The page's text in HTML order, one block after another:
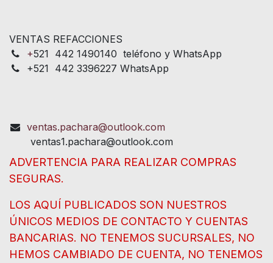
VENTAS REFACCIONES
+521 442 1490140 teléfono y WhatsApp
+521 442 3396227 WhatsApp
ventas.pachara@outlook.com
ventas1.pachara@outlook.com
ADVERTENCIA PARA REALIZAR COMPRAS
SEGURAS.
LOS AQUÍ PUBLICADOS SON NUESTROS
ÚNICOS MEDIOS DE CONTACTO Y CUENTAS
BANCARIAS. NO TENEMOS SUCURSALES, NO
HEMOS CAMBIADO DE CUENTA, NO TENEMOS